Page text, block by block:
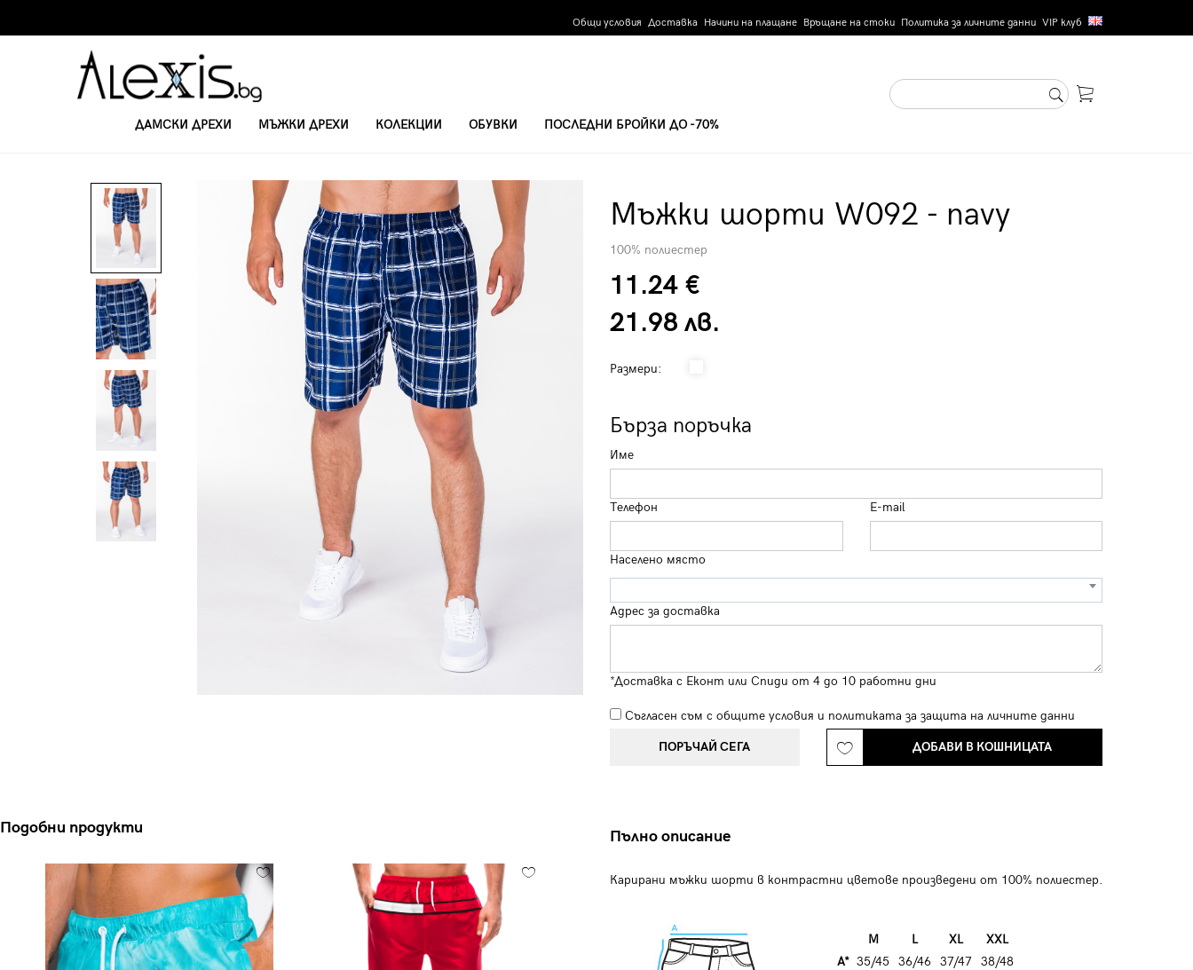
Общи условия Доставка Начини на плащане Връщане на стоки Политика за личните данни VIP клуб
ДАМСКИ ДРЕХИ МЪЖКИ ДРЕХИ КОЛЕКЦИИ ОБУВКИ ПОСЛЕДНИ БРОЙКИ ДО -70%
Мъжки шорти W092 - navy
100% полиестер
11.24 €
21.98 лв.
Размери:
Бърза поръчка
Име
Телефон E-mail
Населено място
Адрес за доставка
*Доставка с Еконт или Спиди от 4 до 10 работни дни
Съгласен съм с общите условия и политиката за защита на личните данни
ПОРЪЧАЙ СЕГА ДОБАВИ В КОШНИЦАТА
Подобни продукти Пълно описание
Карирани мъжки шорти в контрастни цветове произведени от 100% полиестер.
M L XL
XXL
A* 35/45 36/46 37/47
38/48